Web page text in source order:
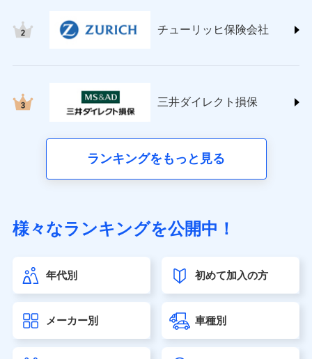
(https://www.nisshinfire.co.jp/)
(https://www.petfamilyins.co.jp/)
ins.com/)
三井ダイレクト損害保険株式会社
（https://www.sonylife.co.jp）
第一ネオ生命保険株式会社（https://neofirst.co.jp/）
大樹生命保険株式会社（https://www.taiju-life.co.jp）
seimei.co.jp）
チューリッヒ生命保険株式会社
チューリッヒ保険会社
三井ダイレクト損保
ランキングをもっと見る
様々なランキングを公開中！
年代別 初めて加入の方
メーカー別 車種別